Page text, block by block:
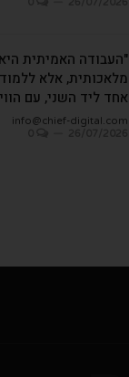
"העבודה האמיתית
מלאכותית, אלא
אחד ליד השני, עם
info@chief-digital.com